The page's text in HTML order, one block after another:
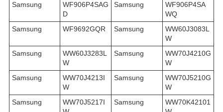
Samsung
WF906P4SAG
D
Samsung
WF906P4SA
WQ
Samsung
WF9692GQR Samsung
WW60J3083L
W
Samsung
WW60J3283L
W
Samsung
WW70J4210G
W
Samsung
WW70J4213I
W
Samsung
WW70J5210G
W
Samsung
WW70J5217I
Samsung
WW70K42101